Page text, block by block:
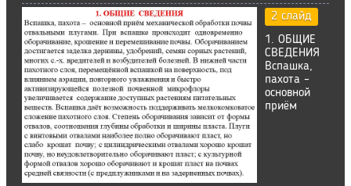
2 слайд
1. ОБЩИЕ
СВЕДЕНИЯ
Вспашка,
пахота –
основной
приём